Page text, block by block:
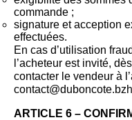
commande ;
signature et acception
effectuées.
En cas d’utilisation
l’acheteur est invité,
contacter le vendeur à
contact@duboncote.bzh
ARTICLE 6 –